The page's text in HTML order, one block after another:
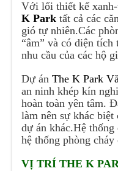
Với lối thiết kế
K Park tất cả các
gió tự nhiên.Các
“âm” và có diện
nhu cầu của các hộ
Dự ánThe K Park
an ninh khép kín
hoàn toàn yên tâm.
làm nên sự khác
dự án khác.Hệ
hệ thống phòng
VỊ TRÍ THE K